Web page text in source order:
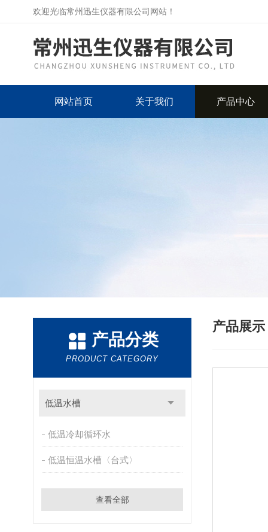
欢迎光临常州迅生仪器有限公司网站！
网站首页 关于我们 产品中心
产品分类
PRODUCT CATEGORY
低温水槽
低温冷却循环水
低温恒温水槽〈台式〉
查看全部
产品展示